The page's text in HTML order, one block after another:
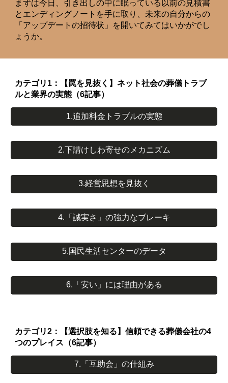
まずは今日、引き出しの中に眠っている以前の見積書
とエンディングノートを手に取り、未来の自分からの
「アップデートの招待状」を開いてみてはいかがでし
ょうか。
カテゴリ1：【罠を見抜く】ネット社会の葬儀トラブ
ルと業界の実態（6記事）
1.追加料金トラブルの実態
2.下請けしわ寄せのメカニズム
3.経営思想を見抜く
4.「誠実さ」の強力なブレーキ
5.国民生活センターのデータ
6.「安い」には理由がある
カテゴリ2：【選択肢を知る】信頼できる葬儀会社の4
つのプレイス（6記事）
7.「互助会」の仕組み